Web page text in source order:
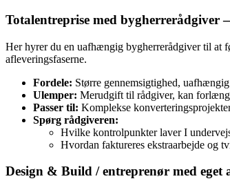
Totalentreprise med
Her hyrer du en uafhængig bygherrerådgiver til at
afleveringsfaserne.
Fordele: Større gennemsigtighed,
Ulemper: Merudgift til rådgiver, kan
Passer til: Komplekse
Spørg rådgiveren:
Hvilke kontrolpunkter laver I
Hvordan faktureres ekstraarbejde og
Design & Build / entreprenør med eget